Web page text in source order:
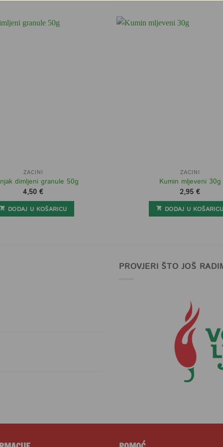
ZAČINI
dimljeni granule 50g
4,50 €
DODAJ U KOŠARICU
ZAČINI
Kumin mljeveni 30g
2,95 €
DODAJ U KOŠARICU
PROVJERI ŠTO JOŠ